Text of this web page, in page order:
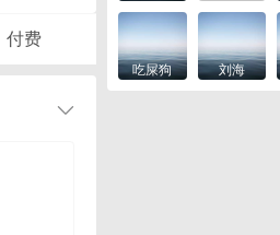
吃屎狗 刘海
付费